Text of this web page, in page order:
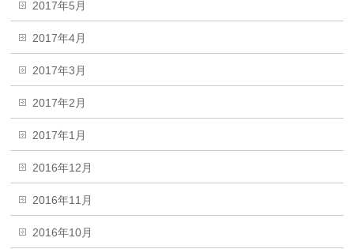
2017年5月
2017年4月
2017年3月
2017年2月
2017年1月
2016年12月
2016年11月
2016年10月